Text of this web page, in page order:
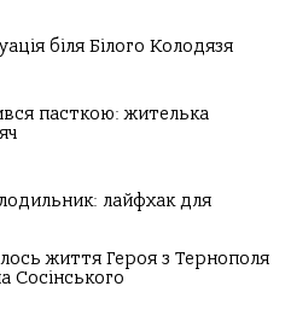
біля Білого Колодязя
пасткою: жителька
лайфхак для
життя Героя з Тернополя
Сосінського